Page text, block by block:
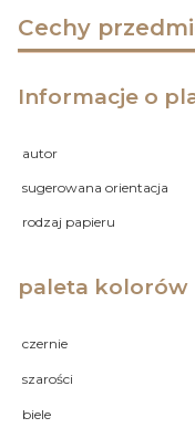
Cechy
Informacje o
autor
sugerowana orientacja
rodzaj papieru
paleta kolorów
czernie
szarości
biele